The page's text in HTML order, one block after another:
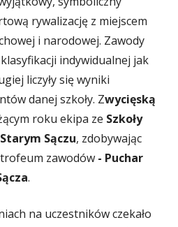
rywalizację z miejscem
i narodowej. Zawody
indywidualnej jak
liczyły się wyniki
danej szkoły. Zwycięską
roku ekipa ze Szkoły
Sączu, zdobywając
zawodów - Puchar
.
na uczestników czekało